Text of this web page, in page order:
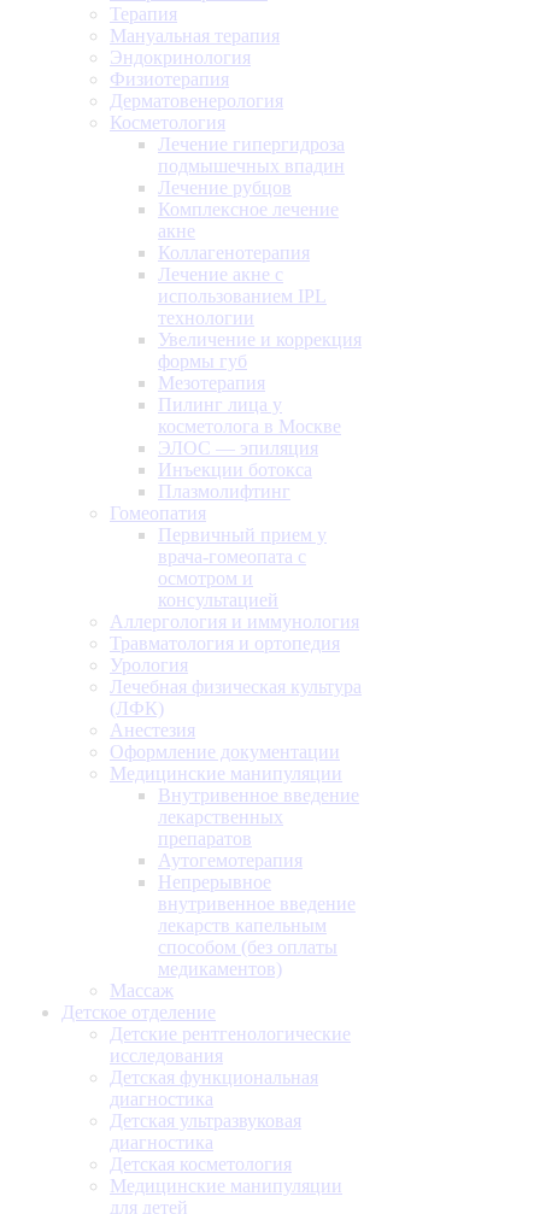
Терапия
Мануальная терапия
Эндокринология
Физиотерапия
Дерматовенерология
Косметология
Лечение гипергидроза
подмышечных впадин
Лечение рубцов
Комплексное лечение
акне
Коллагенотерапия
Лечение акне с
использованием IPL
технологии
Увеличение и коррекция
формы губ
Мезотерапия
Пилинг лица у
косметолога в Москве
ЭЛОС — эпиляция
Инъекции ботокса
Плазмолифтинг
Гомеопатия
Первичный прием у
врача-гомеопата с
осмотром и
консультацией
Аллергология и иммунология
Травматология и ортопедия
Урология
Лечебная физическая культура
(ЛФК)
Анестезия
Оформление документации
Медицинские манипуляции
Внутривенное введение
лекарственных
препаратов
Аутогемотерапия
Непрерывное
внутривенное введение
лекарств капельным
способом (без оплаты
медикаментов)
Массаж
Детское отделение
Детские рентгенологические
исследования
Детская функциональная
диагностика
Детская ультразвуковая
диагностика
Детская косметология
Медицинские манипуляции
для детей